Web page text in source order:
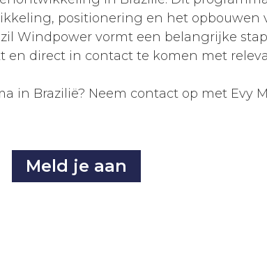
positionering en het opbouwen
Windpower vormt een belangrijke
direct in contact te komen met
in Brazilië? Neem contact op met Evy
Meld je aan